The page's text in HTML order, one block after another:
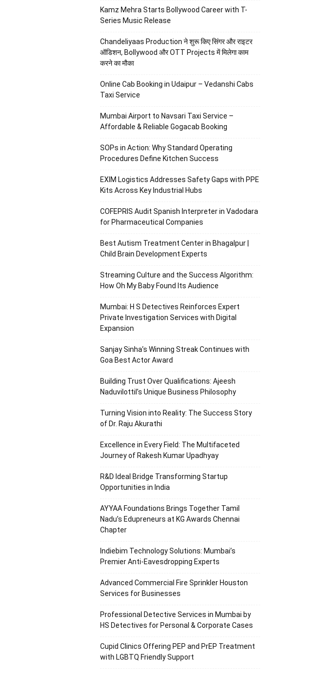
Kamz Mehra Starts Bollywood Career with T-
Series Music Release
Chandeliyaas Production ने शुरू किए सिंगर और राइटर
ऑडिशन, Bollywood और OTT Projects में मिलेगा काम
करने का मौका
Online Cab Booking in Udaipur – Vedanshi Cabs
Taxi Service
Mumbai Airport to Navsari Taxi Service –
Affordable & Reliable Gogacab Booking
SOPs in Action: Why Standard Operating
Procedures Define Kitchen Success
EXIM Logistics Addresses Safety Gaps with PPE
Kits Across Key Industrial Hubs
COFEPRIS Audit Spanish Interpreter in Vadodara
for Pharmaceutical Companies
Best Autism Treatment Center in Bhagalpur |
Child Brain Development Experts
Streaming Culture and the Success Algorithm:
How Oh My Baby Found Its Audience
Mumbai: H S Detectives Reinforces Expert
Private Investigation Services with Digital
Expansion
Sanjay Sinha’s Winning Streak Continues with
Goa Best Actor Award
Building Trust Over Qualifications: Ajeesh
Naduvilottil’s Unique Business Philosophy
Turning Vision into Reality: The Success Story
of Dr. Raju Akurathi
Excellence in Every Field: The Multifaceted
Journey of Rakesh Kumar Upadhyay
R&D Ideal Bridge Transforming Startup
Opportunities in India
AYYAA Foundations Brings Together Tamil
Nadu’s Edupreneurs at KG Awards Chennai
Chapter
Indiebim Technology Solutions: Mumbai’s
Premier Anti-Eavesdropping Experts
Advanced Commercial Fire Sprinkler Houston
Services for Businesses
Professional Detective Services in Mumbai by
HS Detectives for Personal & Corporate Cases
Cupid Clinics Offering PEP and PrEP Treatment
with LGBTQ Friendly Support